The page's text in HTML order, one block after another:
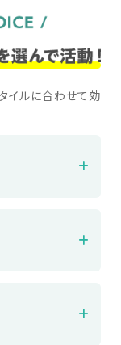
イルに合わせて効